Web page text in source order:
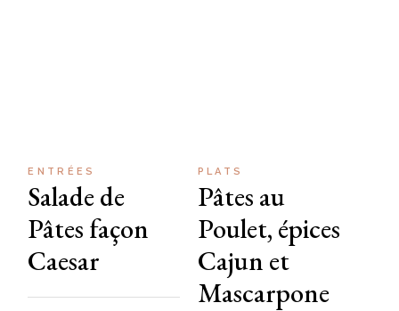
ENTRÉES
Salade de
Pâtes façon
Caesar
PLATS
Pâtes au
Poulet, épices
Cajun et
Mascarpone